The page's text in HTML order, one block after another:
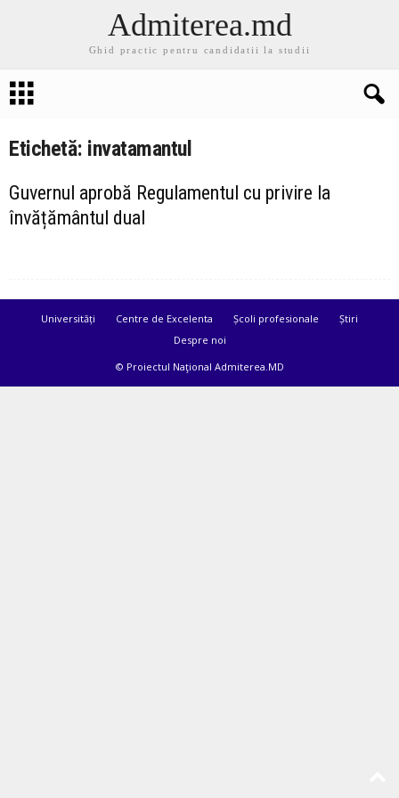
Admiterea.md
Ghid practic pentru candidatii la studii
Etichetă: invatamantul
Guvernul aprobă Regulamentul cu privire la
învățământul dual
Universități Centre de Excelenta Școli profesionale
Știri
Despre noi
© Proiectul Naţional Admiterea.MD